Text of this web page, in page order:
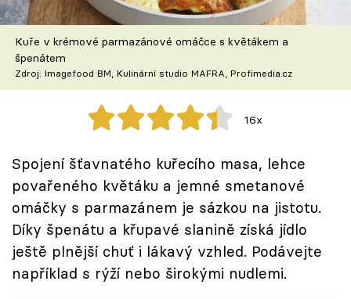
Speciál: Cuketa
Těhotnej kuchař
Sledujte prima+
Sledujte nás
Kuře v krémové parmazánové omáčce s květákem a
špenátem
Zdroj: Imagefood BM, Kulinární studio MAFRA, Profimedia.cz
16x
Spojení šťavnatého kuřecího masa, lehce
povařeného květáku a jemné smetanové
omáčky s parmazánem je sázkou na jistotu.
Díky špenátu a křupavé slanině získá jídlo
ještě plnější chuť i lákavý vzhled. Podávejte
například s rýží nebo širokými nudlemi.